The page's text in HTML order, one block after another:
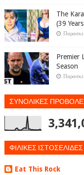
The
(39
Premier
Season
ΣΥΝΟΛΙΚΕΣ
ΦΙΛΙΚΕΣ
Eat This Rock